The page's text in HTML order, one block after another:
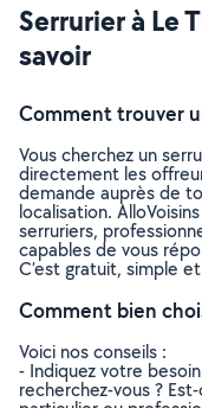
Serrurier à Le
savoir
Comment trouver
Vous cherchez un
directement les
demande auprès de
localisation.
serruriers,
capables de vous
C’est gratuit, simple
Comment bien
Voici nos conseils :
- Indiquez votre
recherchez-vous ?